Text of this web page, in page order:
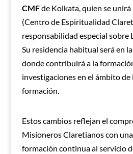
CMFde Kolkata, quien se unirá
(Centro de Espiritualidad
responsabilidad especial sobre
Su residencia habitual será en
donde contribuirá a la
investigaciones en el ámbito de
formación.
Estos cambios reflejan el
Misioneros Claretianos con
formación continua al servicio